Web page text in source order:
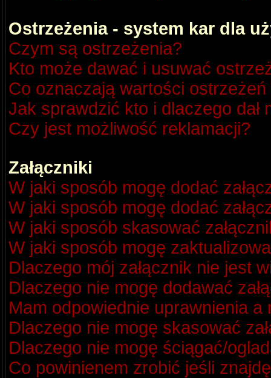
Ostrzeżenia - system kar dla
Czym są ostrzeżenia?
Kto może dawać i usuwać
Co oznaczają wartości
Jak sprawdzić kto i dlaczego dał
Czy jest możliwość reklamacji?
Załączniki
W jaki sposób mogę dodać
W jaki sposób mogę dodać
W jaki sposób skasować
W jaki sposób mogę
Dlaczego mój załącznik nie jest
Dlaczego nie mogę dodawać
Mam odpowiednie uprawnienia a
Dlaczego nie mogę skasować
Dlaczego nie mogę ściągać/
Co powinienem zrobić jeśli